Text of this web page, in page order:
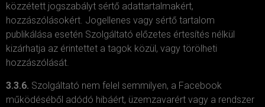
közzétett jogszabályt sértő adattartalmakért,
hozzászólásokért. Jogellenes vagy sértő tartalom
publikálása esetén Szolgáltató előzetes értesítés nélkül
kizárhatja az érintettet a tagok közül, vagy törölheti
hozzászólását.
3.3.6. Szolgáltató nem felel semmilyen, a Facebook
működéséből adódó hibáért, üzemzavarért vagy a rendszer